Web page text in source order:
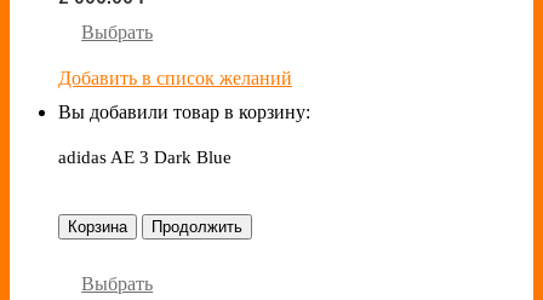
Выбрать
Добавить в список желаний
Вы добавили товар в корзину:
adidas AE 3 Dark Blue
Корзина Продолжить
Выбрать